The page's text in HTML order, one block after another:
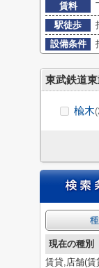
賃料
駅徒歩
設備条件
東武鉄道
楡木
現在の種別
賃貸,店舗(賃